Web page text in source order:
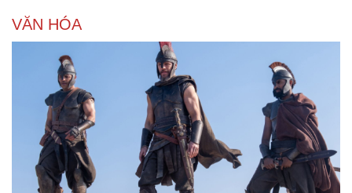
VĂN HÓA